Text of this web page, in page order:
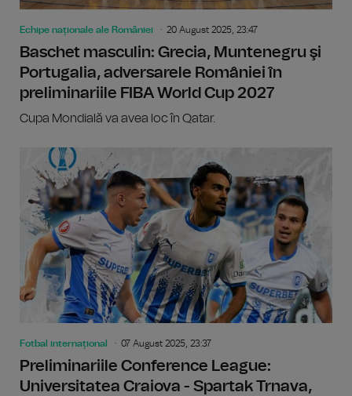
Echipe naționale ale României 20 August 2025, 23:47
Baschet masculin: Grecia, Muntenegru şi
Portugalia, adversarele României în
preliminariile FIBA World Cup 2027
Cupa Mondială va avea loc în Qatar.
Fotbal internațional 07 August 2025, 23:37
Preliminariile Conference League:
Universitatea Craiova - Spartak Trnava,